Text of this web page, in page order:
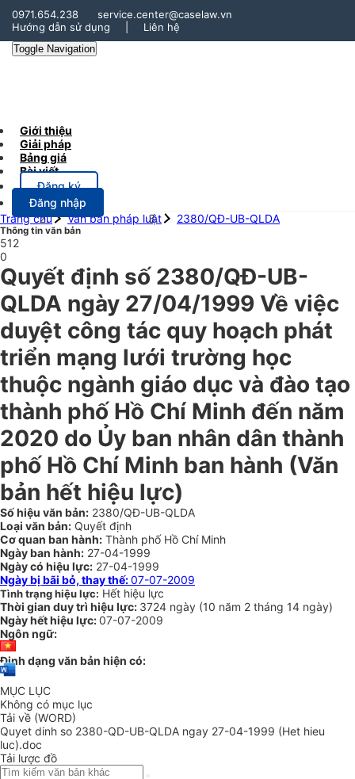
0971.654.238
service.center@caselaw.vn
Hướng dẫn sử dụng
Liên hệ
Toggle Navigation
Giới thiệu
Giải pháp
Bảng giá
Bài viết
Đăng ký
Đăng nhập
Trang chủ
Văn bản pháp luật 2380/QĐ-UB-QLDA
Thông tin văn bản
512
0
Quyết định số 2380/QĐ-UB-
QLDA ngày 27/04/1999 Về việc
duyệt công tác quy hoạch phát
triển mạng lưới trường học
thuộc ngành giáo dục và đào tạo
thành phố Hồ Chí Minh đến năm
2020 do Ủy ban nhân dân thành
phố Hồ Chí Minh ban hành (Văn
bản hết hiệu lực)
Số hiệu văn bản: 2380/QĐ-UB-QLDA
Loại văn bản: Quyết định
Cơ quan ban hành: Thành phố Hồ Chí Minh
Ngày ban hành: 27-04-1999
Ngày có hiệu lực: 27-04-1999
Ngày bị bãi bỏ, thay thế:07-07-2009
Tình trạng hiệu lực: Hết hiệu lực
Thời gian duy trì hiệu lực: 3724 ngày (10 năm 2 tháng 14 ngày)
Ngày hết hiệu lực:07-07-2009
Ngôn ngữ:
Định dạng văn bản hiện có:
MỤC LỤC
Không có mục lục
Tải về (WORD)
Quyet dinh so 2380-QD-UB-QLDA ngay 27-04-1999 (Het hieu
luc).doc
Tải lược đồ